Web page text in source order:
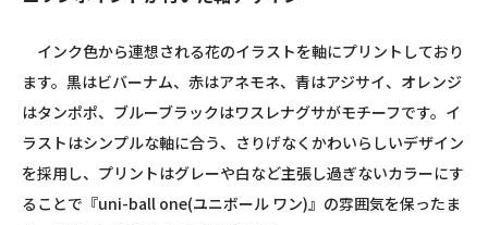
インク色から連想される花のイラストを軸にプリントしており
ます。黒はビバーナム、赤はアネモネ、青はアジサイ、オレンジ
はタンポポ、ブルーブラックはワスレナグサがモチーフです。イ
ラストはシンプルな軸に合う、さりげなくかわいらしいデザイン
を採用し、プリントはグレーや白など主張し過ぎないカラーにす
ることで『uni-ball one(ユニボール ワン)』の雰囲気を保ったま